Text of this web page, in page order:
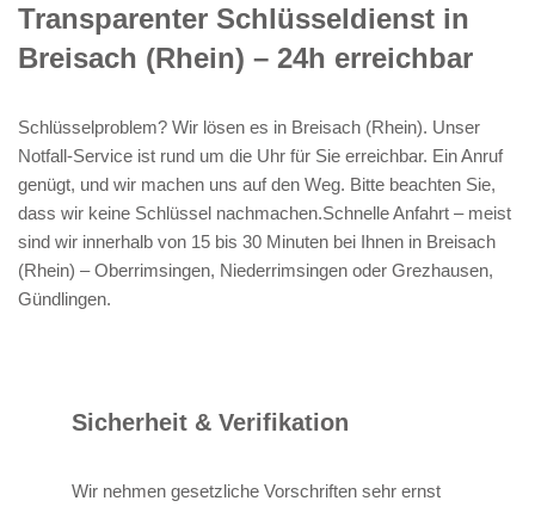
Transparenter Schlüsseldienst in
Breisach (Rhein) – 24h erreichbar
Schlüsselproblem? Wir lösen es in Breisach (Rhein). Unser
Notfall-Service ist rund um die Uhr für Sie erreichbar. Ein Anruf
genügt, und wir machen uns auf den Weg. Bitte beachten Sie,
dass wir keine Schlüssel nachmachen.Schnelle Anfahrt – meist
sind wir innerhalb von 15 bis 30 Minuten bei Ihnen in Breisach
(Rhein) – Oberrimsingen, Niederrimsingen oder Grezhausen,
Gündlingen.
Sicherheit & Verifikation
Wir nehmen gesetzliche Vorschriften sehr ernst